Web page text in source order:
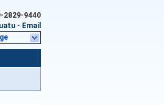
2829-9440
- Email